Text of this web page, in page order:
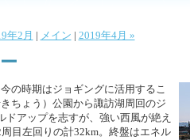
年2月 | メイン | 2019年4月 »
の時期はジョギングに活用するこ
ちょう）公園から諏訪湖周回のジ
アップを志すが、強い西風が絶え
目左回りの計32km。終盤はエネル